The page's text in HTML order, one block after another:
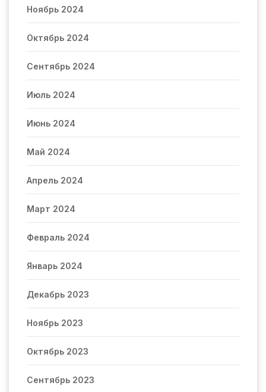
Ноябрь 2024
Октябрь 2024
Сентябрь 2024
Июль 2024
Июнь 2024
Май 2024
Апрель 2024
Март 2024
Февраль 2024
Январь 2024
Декабрь 2023
Ноябрь 2023
Октябрь 2023
Сентябрь 2023